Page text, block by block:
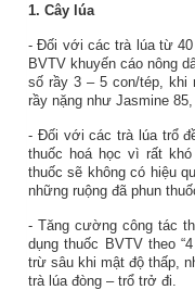
1. Cây lúa
- Đối với các trà lúa từ 40
BVTV khuyến cáo nông
số rầy 3 – 5 con/tép, khi
rầy nặng như Jasmine 85,
- Đối với các trà lúa trổ
thuốc hoá học vì rất
thuốc sẽ không có hiệu
những ruộng đã phun
- Tăng cường công tác
dụng thuốc BVTV theo
trừ sâu khi mật độ thấp,
trà lúa đòng – trổ trở đi.